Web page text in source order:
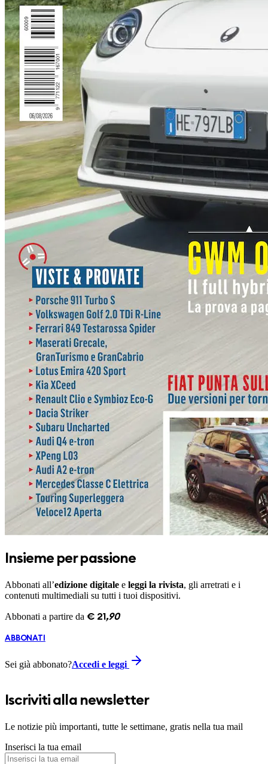
Insieme per passione
Abbonati all’edizione digitale e leggi la rivista, gli arretrati e i
contenuti multimediali su tutti i tuoi dispositivi.
Abbonati a partire da € 21 ,90
ABBONATI
Sei già abbonato?Accedi e leggi
Iscriviti alla newsletter
Le notizie più importanti, tutte le settimane, gratis nella tua mail
Inserisci la tua email